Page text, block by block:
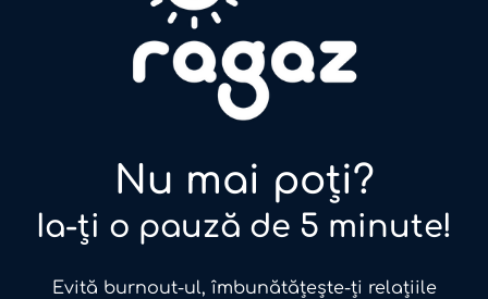
Nu mai poți?
Ia-ți o pauză de 5 minute!
Evită burnout-ul, îmbunătățește-ți relațiile